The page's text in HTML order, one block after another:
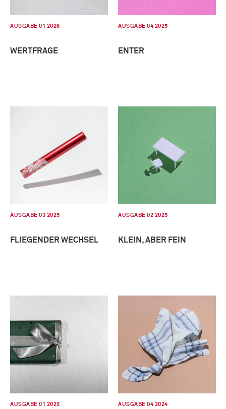
AUSGABE 01 2026
WERTFRAGE
AUSGABE 04 2025
ENTER
AUSGABE 03 2025
FLIEGENDER WECHSEL
AUSGABE 02 2025
KLEIN, ABER FEIN
AUSGABE 01 2025 AUSGABE 04 2024